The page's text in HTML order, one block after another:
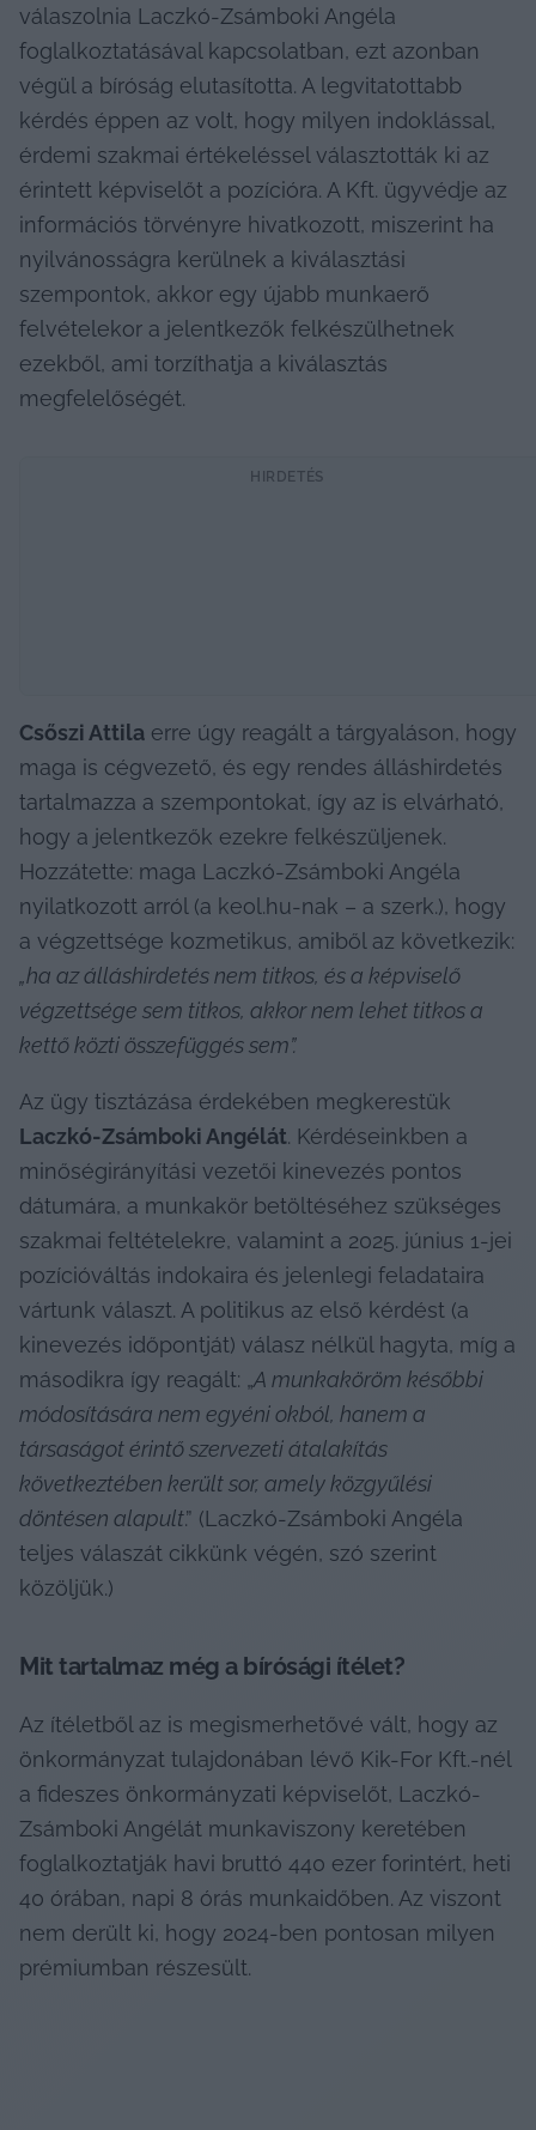
válaszolnia Laczkó-Zsámboki Angéla
foglalkoztatásával kapcsolatban, ezt azonban
végül a bíróság elutasította. A legvitatottabb
kérdés éppen az volt, hogy milyen indoklással,
érdemi szakmai értékeléssel választották ki az
érintett képviselőt a pozícióra. A Kft. ügyvédje az
információs törvényre hivatkozott, miszerint ha
nyilvánosságra kerülnek a kiválasztási
szempontok, akkor egy újabb munkaerő
felvételekor a jelentkezők felkészülhetnek
ezekből, ami torzíthatja a kiválasztás
megfelelőségét.
HIRDETÉS
Csőszi Attila erre úgy reagált a tárgyaláson, hogy
maga is cégvezető, és egy rendes álláshirdetés
tartalmazza a szempontokat, így az is elvárható,
hogy a jelentkezők ezekre felkészüljenek.
Hozzátette: maga Laczkó-Zsámboki Angéla
nyilatkozott arról (a keol.hu-nak – a szerk.), hogy
a végzettsége kozmetikus, amiből az következik:
„ha az álláshirdetés nem titkos, és a képviselő
végzettsége sem titkos, akkor nem lehet titkos a
kettő közti összefüggés sem”.
Laczkó-Zsámboki Angélát. Kérdéseinkben a
minőségirányítási vezetői kinevezés pontos
dátumára, a munkakör betöltéséhez szükséges
szakmai feltételekre, valamint a 2025. június 1-jei
pozícióváltás indokaira és jelenlegi feladataira
vártunk választ. A politikus az első kérdést (a
kinevezés időpontját) válasz nélkül hagyta, míg a
másodikra így reagált: „A munkaköröm későbbi
módosítására nem egyéni okból, hanem a
társaságot érintő szervezeti átalakítás
következtében került sor, amely közgyűlési
döntésen alapult.” (Laczkó-Zsámboki Angéla
teljes válaszát cikkünk végén, szó szerint
közöljük.)
Mit tartalmaz még a bírósági ítélet?
Az ítéletből az is megismerhetővé vált, hogy az
önkormányzat tulajdonában lévő Kik-For Kft.-nél
a fideszes önkormányzati képviselőt, Laczkó-
Zsámboki Angélát munkaviszony keretében
foglalkoztatják havi bruttó 440 ezer forintért, heti
40 órában, napi 8 órás munkaidőben. Az viszont
nem derült ki, hogy 2024-ben pontosan milyen
prémiumban részesült.